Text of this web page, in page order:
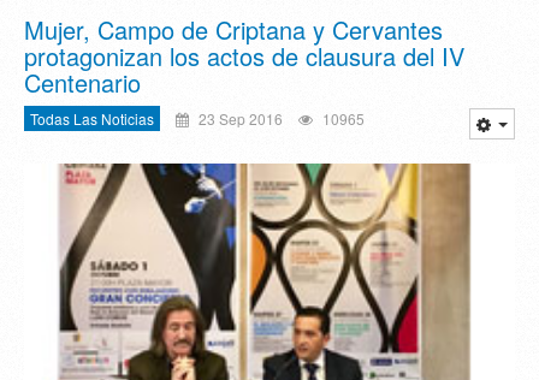
Mujer, Campo de Criptana y Cervantes
protagonizan los actos de clausura del IV
Centenario
Todas Las Noticias 23 Sep 2016 10965